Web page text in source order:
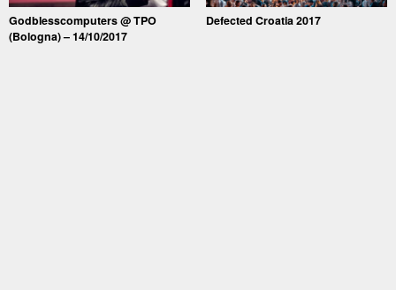
Godblesscomputers @ TPO
(Bologna) – 14/10/2017
Defected Croatia 2017